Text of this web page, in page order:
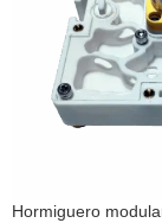
Hormiguero